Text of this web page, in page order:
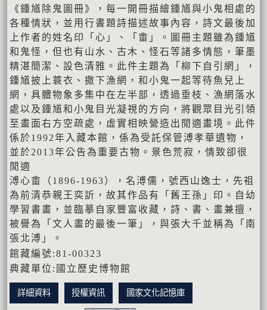
《鍾馗除鬼圖冊》，每一開冊描繪鍾馗與小鬼相處的
各種情狀，並用行書題詩描述故事內容，詩文最後加
上作者的姓名印「心」、「畬」。圖冊主題雖為鍾馗
和鬼怪，但也有山水、古木、怪石等諸多情態，筆墨
精湛簡潔、設色清雅。此件主題為「柳下自引網」，
鍾馗披上蓑衣、撒下漁網，和小鬼一起等待魚兒上
網，具體物象多集中在左半部，透過垂枝、漁網落水
處以及鍾馗和小鬼目光凝視的方向，將觀眾目光引領
至畫面右方空疏處，虛實相映營造出閒適畫境。此件
係於1992年入藏本館，係為受託保管溥孝華遺物，
並於2013年公告為重要古物。景色荒寂，情致卻很
閒適
溥心畬（1896-1963），名溥儒，號西山逸士，先祖
為前清恭親王奕訢，故其作品有「舊王孫」印。自幼
學習書畫，並臨摹自家豐富收藏，詩、書、畫兼擅，
被譽為「文人畫的最後一筆」，與張大千並稱為「南
張北溥」。
館藏編號:81-00323
典藏單位:國立歷史博物館
詳細資料 授權資訊 國家文化記憶庫